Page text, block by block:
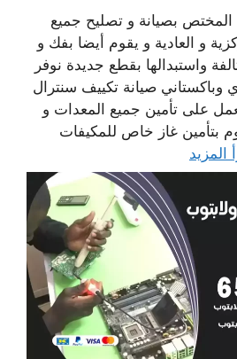
بصيانة و تصليح جميع
و العادية و يقوم أيضا بفك و
واستبدالها بقطع جديدة نوفر
صيانة تكييف سنترال
نعمل على تأمين جميع المعدات و
بتأمين غاز خاص للمكيفات
المزيد